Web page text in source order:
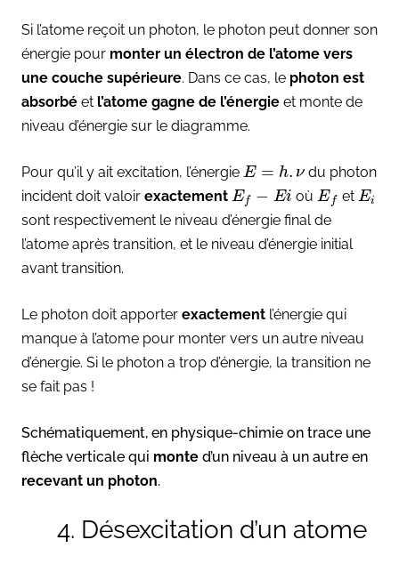
Si l’atome reçoit un photon, le photon peut donner son
énergie pour monter un électron de l’atome vers
une couche supérieure. Dans ce cas, le photon est
absorbé et l’atome gagne de l’énergie et monte de
niveau d’énergie sur le diagramme.
Pour qu’il y ait excitation, l’énergie E = h. ν du photon
incident doit valoir exactement Ef − Ei où E f et Ei
sont respectivement le niveau d’énergie final de
l’atome après transition, et le niveau d’énergie initial
avant transition.
Le photon doit apporter exactement l’énergie qui
manque à l’atome pour monter vers un autre niveau
d’énergie. Si le photon a trop d’énergie, la transition ne
se fait pas !
Schématiquement, en physique-chimie on trace une
flèche verticale qui monte d’un niveau à un autre en
recevant un photon.
4. Désexcitation d’un atome